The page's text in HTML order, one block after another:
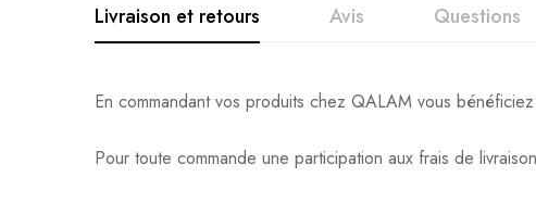
Livraison et retours Avis Questions
En commandant vos produits chez QALAM vous
Pour toute commande une participation aux frais de